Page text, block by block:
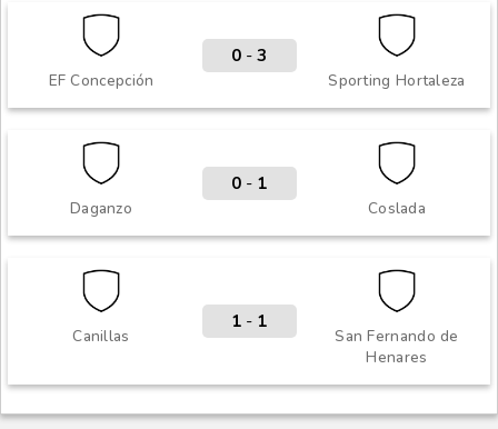
EF Concepción Sporting Hortaleza
0 - 3
Daganzo Coslada
0 - 1
Canillas
San Fernando de
Henares
1 - 1